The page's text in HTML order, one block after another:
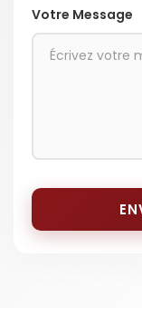
Votre Message